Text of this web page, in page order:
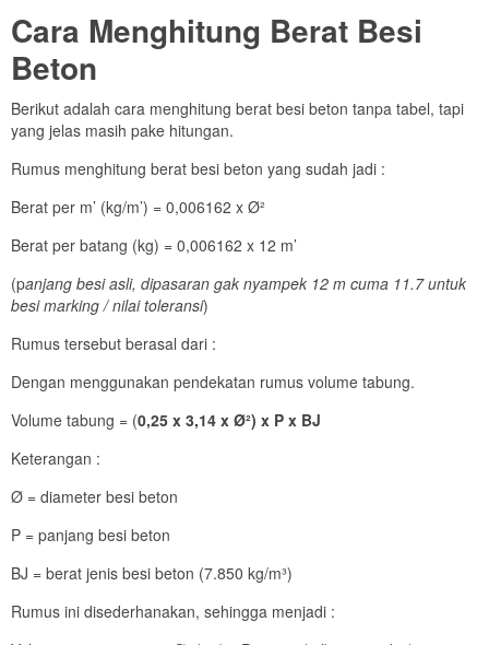
Cara Menghitung Berat Besi
Beton
Berikut adalah cara menghitung berat besi beton tanpa tabel, tapi
yang jelas masih pake hitungan.
Rumus menghitung berat besi beton yang sudah jadi :
Berat per m’ (kg/m’) = 0,006162 x Ø²
Berat per batang (kg) = 0,006162 x 12 m’
(panjang besi asli, dipasaran gak nyampek 12 m cuma 11.7 untuk
besi marking / nilai toleransi)
Rumus tersebut berasal dari :
Dengan menggunakan pendekatan rumus volume tabung.
Volume tabung = (0,25 x 3,14 x Ø²) x P x BJ
Keterangan :
Ø = diameter besi beton
P = panjang besi beton
BJ = berat jenis besi beton (7.850 kg/m³)
Rumus ini disederhanakan, sehingga menjadi :